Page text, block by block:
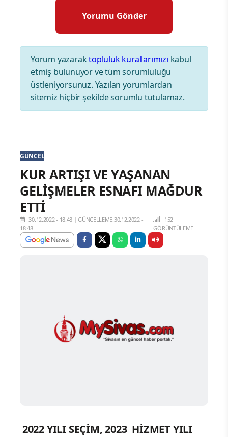
Yorum yazaraktopluluk kurallarımızı kabul
etmiş bulunuyor ve tüm sorumluluğu
üstleniyorsunuz. Yazılan yorumlardan
sitemiz hiçbir şekilde sorumlu tutulamaz.
GÜNCEL
KUR ARTIŞI VE YAŞANAN
GELİŞMELER ESNAFI MAĞDUR
ETTİ
30.12.2022 - 18:48 |GÜNCELLEME:30.12.2022 -
18:48
152
GÖRÜNTÜLEME
2022 YILI SEÇİM, 2023 HİZMET YILI